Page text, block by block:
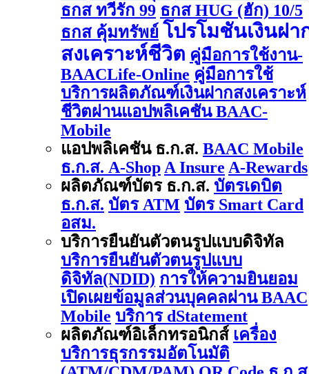
ธกส ทวีรัก 99 ธกส HUG (ฮัก) 10/5
ธกส คุ้มทรัพย์ โปรโมชันเงินฝา
สงเคราะห์ชีวิต คู่มือการใช้งาน-
BAACLife-Online คู่มือการใช้
บริการผลิตภัณฑ์เงินฝากสงเคราะห์
ชีวิตผ่านแอปพลิเคชัน BAAC-
Mobile
แอปพลิเคชัน ธ.ก.ส. BAAC Mobile
ธ.ก.ส. A-Shop A Insure A-Rewards
ผลิตภัณฑ์บัตร ธ.ก.ส. บัตรเดบิต
ธ.ก.ส. บัตร ATM บัตร Smart Card
อสม.
บริการยืนยันตัวตนรูปแบบดิจิทัล
บริการยืนยันตัวตนรูปแบบ
ดิจิทัล(NDID) การให้ความยินยอม
เปิดเผยข้อมูลส่วนบุคคลผ่าน BAAC
Mobile บริการ dStatement
ผลิตภัณฑ์อิเล็กทรอนิกส์ เครื่อง
บริการธุรกรรมอัตโนมัติ